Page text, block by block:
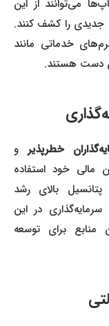
می‌توانند از این
را کشف کنند.
خدماتی مانند
هستند.
خطرپذیرو
خود استفاده
بالای رشد
در این
برای توسعه